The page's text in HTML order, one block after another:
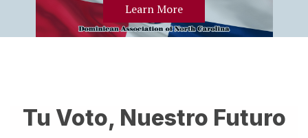
Learn More
Tu Voto, Nuestro Futuro